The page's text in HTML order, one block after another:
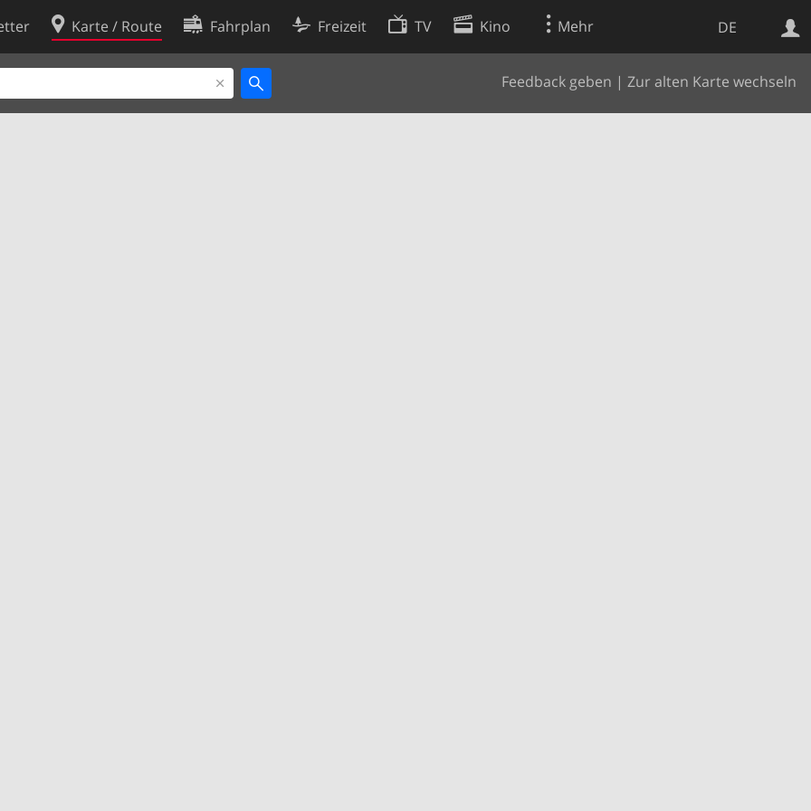
DE
Karte / Route Fahrplan Freizeit TV Kino Mehr
Feedback geben | Zur alten Karte wechseln
Websuche
Cookie-Richtlinie
Cookie-Einstellungen